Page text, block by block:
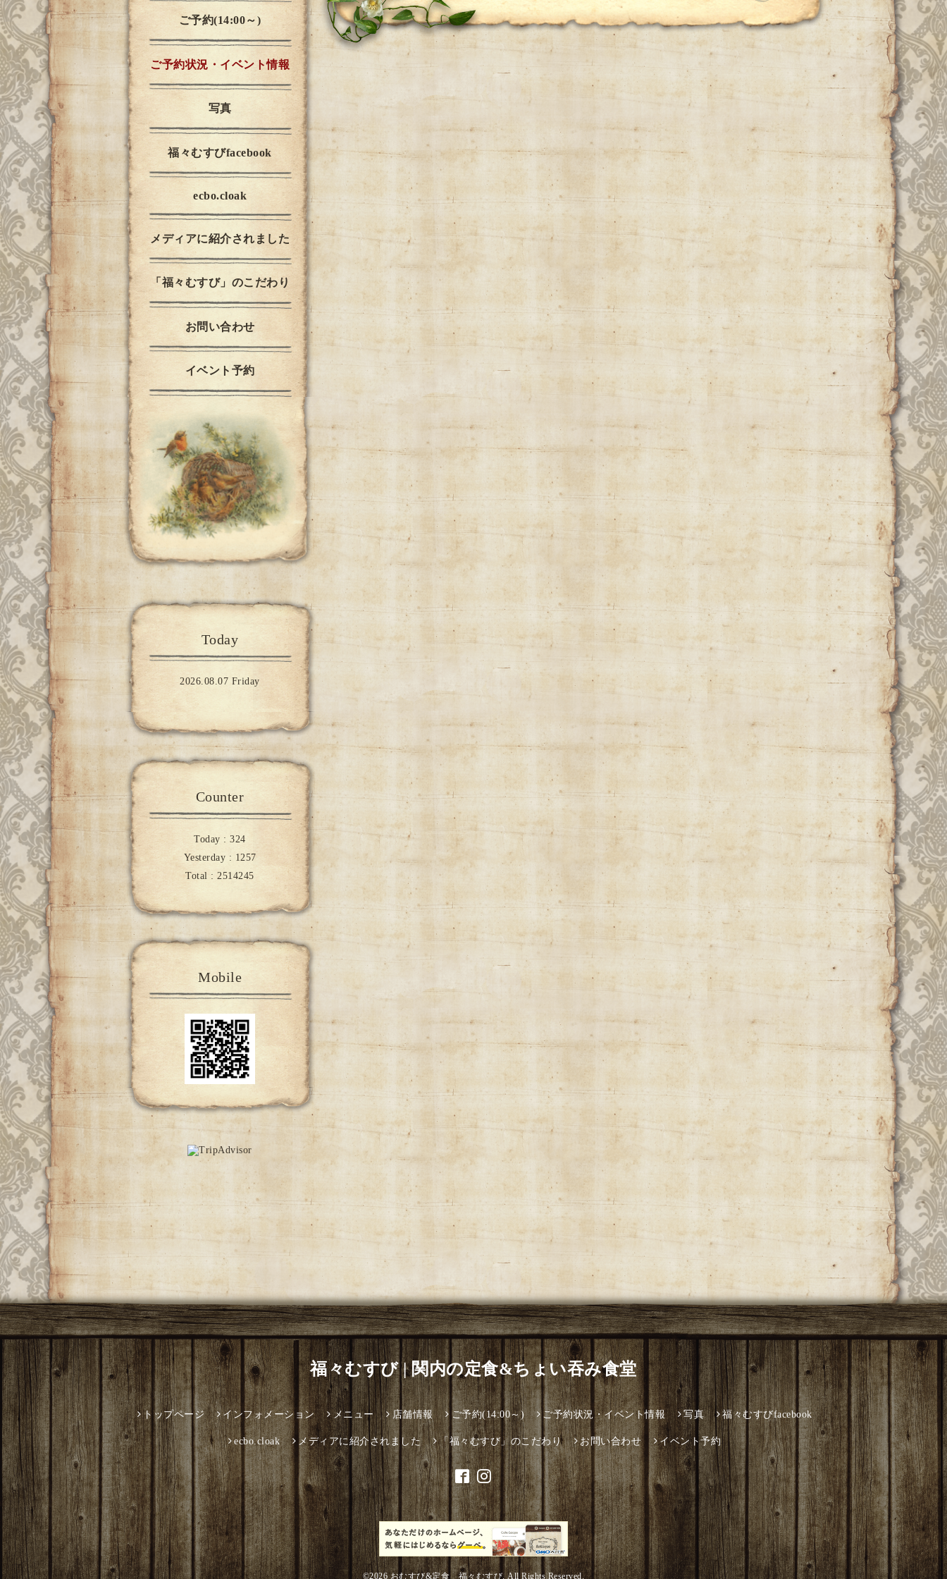
ご予約(14:00～)
ご予約状況・イベント情報
写真
福々むすびfacebook
ecbo.cloak
メディアに紹介されました
「福々むすび」のこだわり
お問い合わせ
イベント予約
Today
2026.08.07 Friday
Counter
Today :324
Yesterday : 1257
Total : 2514245
Mobile
福々むすび | 関内の定食&ちょい吞み食堂
トップページ インフォメーション メニュー 店舗情報 ご予約(14:00～) ご予約状況・イベント情報 写真 福々むすびfacebook
ecbo.cloak メディアに紹介されました 「福々むすび」のこだわり お問い合わせ イベント予約
©2026おむすび&定食 福々むすび. All Rights Reserved.